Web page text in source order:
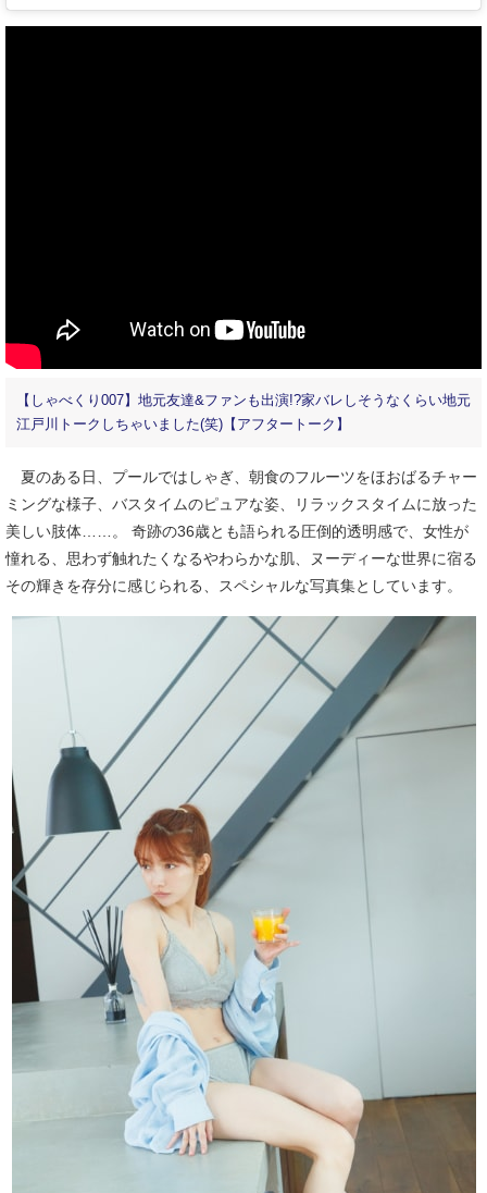
【しゃべくり007】地元友達&ファンも出演!?家バレしそうなくらい地元
江戸川トークしちゃいました(笑)【アフタートーク】
夏のある日、プールではしゃぎ、朝食のフルーツをほおばるチャー
ミングな様子、バスタイムのピュアな姿、リラックスタイムに放った
美しい肢体……。 奇跡の36歳とも語られる圧倒的透明感で、女性が
憧れる、思わず触れたくなるやわらかな肌、ヌーディーな世界に宿る
その輝きを存分に感じられる、スペシャルな写真集としています。